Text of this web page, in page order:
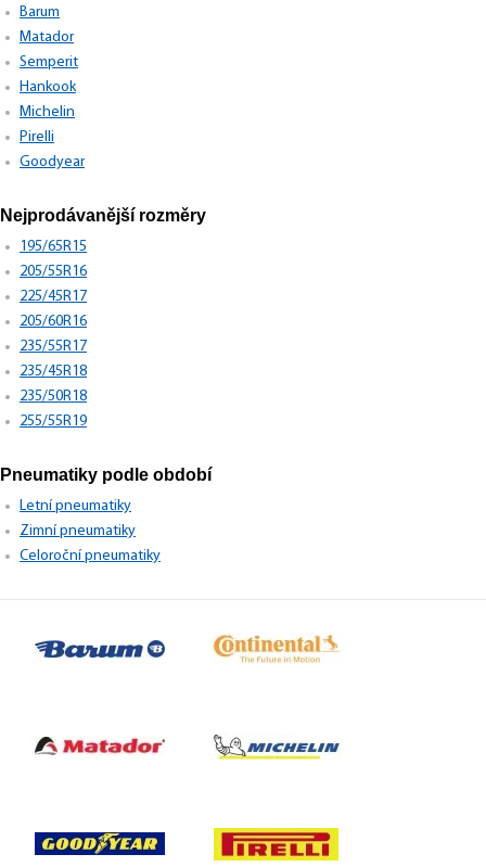
Barum
Matador
Semperit
Hankook
Michelin
Pirelli
Goodyear
Nejprodávanější rozměry
195/65R15
205/55R16
225/45R17
205/60R16
235/55R17
235/45R18
235/50R18
255/55R19
Pneumatiky podle období
Letní pneumatiky
Zimní pneumatiky
Celoroční pneumatiky